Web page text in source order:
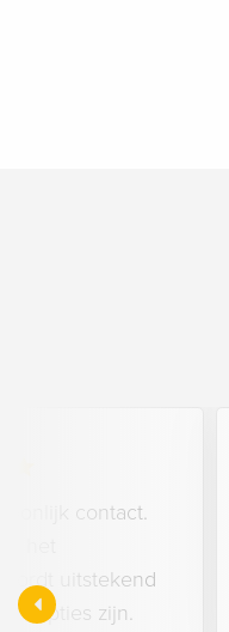
contact.
uitstekend
opties zijn.